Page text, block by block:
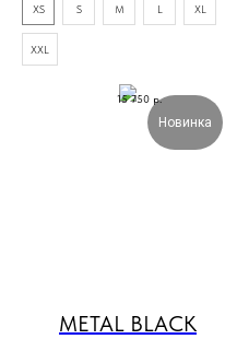
15 750 р.
XS S M L XL
XXL
Новинка
METAL BLACK